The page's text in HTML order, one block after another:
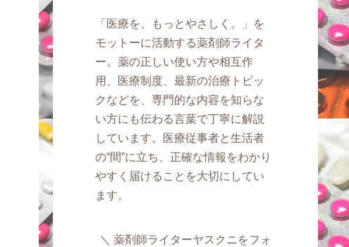
「医療を、もっとやさしく。」を
モットーに活動する薬剤師ライタ
ー。薬の正しい使い方や相互作
用、医療制度、最新の治療トピッ
クなどを、専門的な内容を知らな
い方にも伝わる言葉で丁寧に解説
しています。医療従事者と生活者
の“間”に立ち、正確な情報をわかり
やすく届けることを大切にしてい
ます。
薬剤師ライターヤスクニをフォ